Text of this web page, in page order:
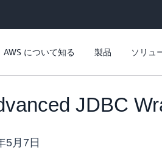
AWS について知る 製品 ソリュ
JDBC
5月7日